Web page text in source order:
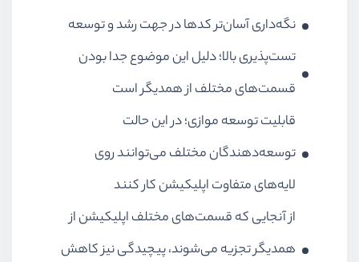
نگه‌داری آسان‌تر کدها در جهت رشد و توسعه
تست‌پذیری بالا؛ دلیل این موضوع جدا بودن
قسمت‌های مختلف از همدیگر است
قابلیت توسعه موازی؛ در این حالت
توسعه‌دهندگان مختلف می‌توانند روی
لایه‌های متفاوت اپلیکیشن کار کنند
از آنجایی که قسمت‌های مختلف اپلیکیشن از
همدیگر تجزیه می‌شوند، پیچیدگی نیز کاهش